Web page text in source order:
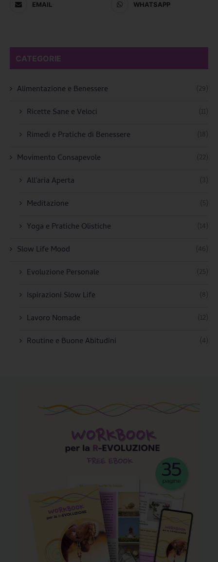
EMAIL WHATSAPP
CATEGORIE
Alimentazione e Benessere
(29)
Ricette Sane e Veloci
(11)
Rimedi e Pratiche di Benessere
(18)
Movimento Consapevole
(22)
All'aria Aperta
(3)
Meditazione
(5)
Yoga e Pratiche Olistiche
(14)
Slow Life Mood
(46)
Evoluzione Personale
(25)
Ispirazioni Slow Life
(8)
Lavoro Nomade
(12)
Routine e Buone Abitudini
(4)